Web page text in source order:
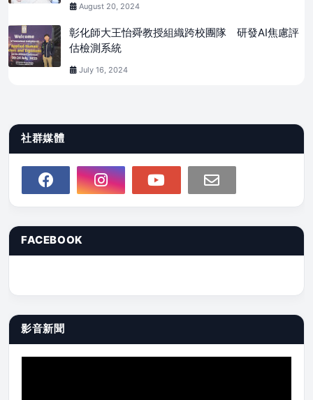
August 20, 2024
彰化師大王怡舜教授組織跨校團隊 研發AI焦慮評
估檢測系統
July 16, 2024
社群媒體
FACEBOOK
影音新聞